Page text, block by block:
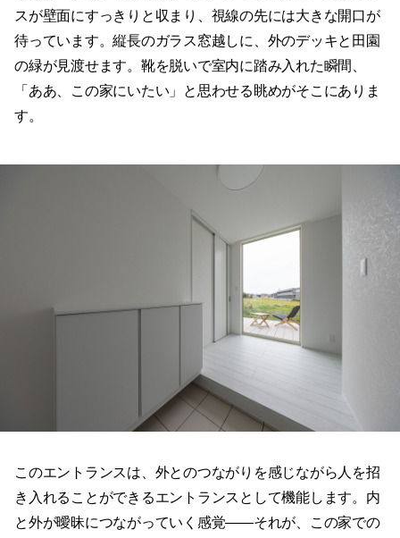
スが壁面にすっきりと収まり、視線の先には大きな開口が
待っています。縦長のガラス窓越しに、外のデッキと田園
の緑が見渡せます。靴を脱いで室内に踏み入れた瞬間、
「ああ、この家にいたい」と思わせる眺めがそこにありま
す。
このエントランスは、外とのつながりを感じながら人を招
き入れることができるエントランスとして機能します。内
と外が曖昧につながっていく感覚——それが、この家での